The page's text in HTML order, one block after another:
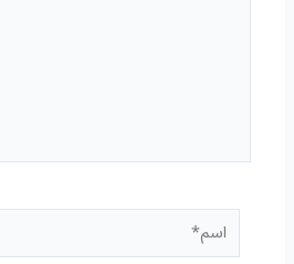
اسم*